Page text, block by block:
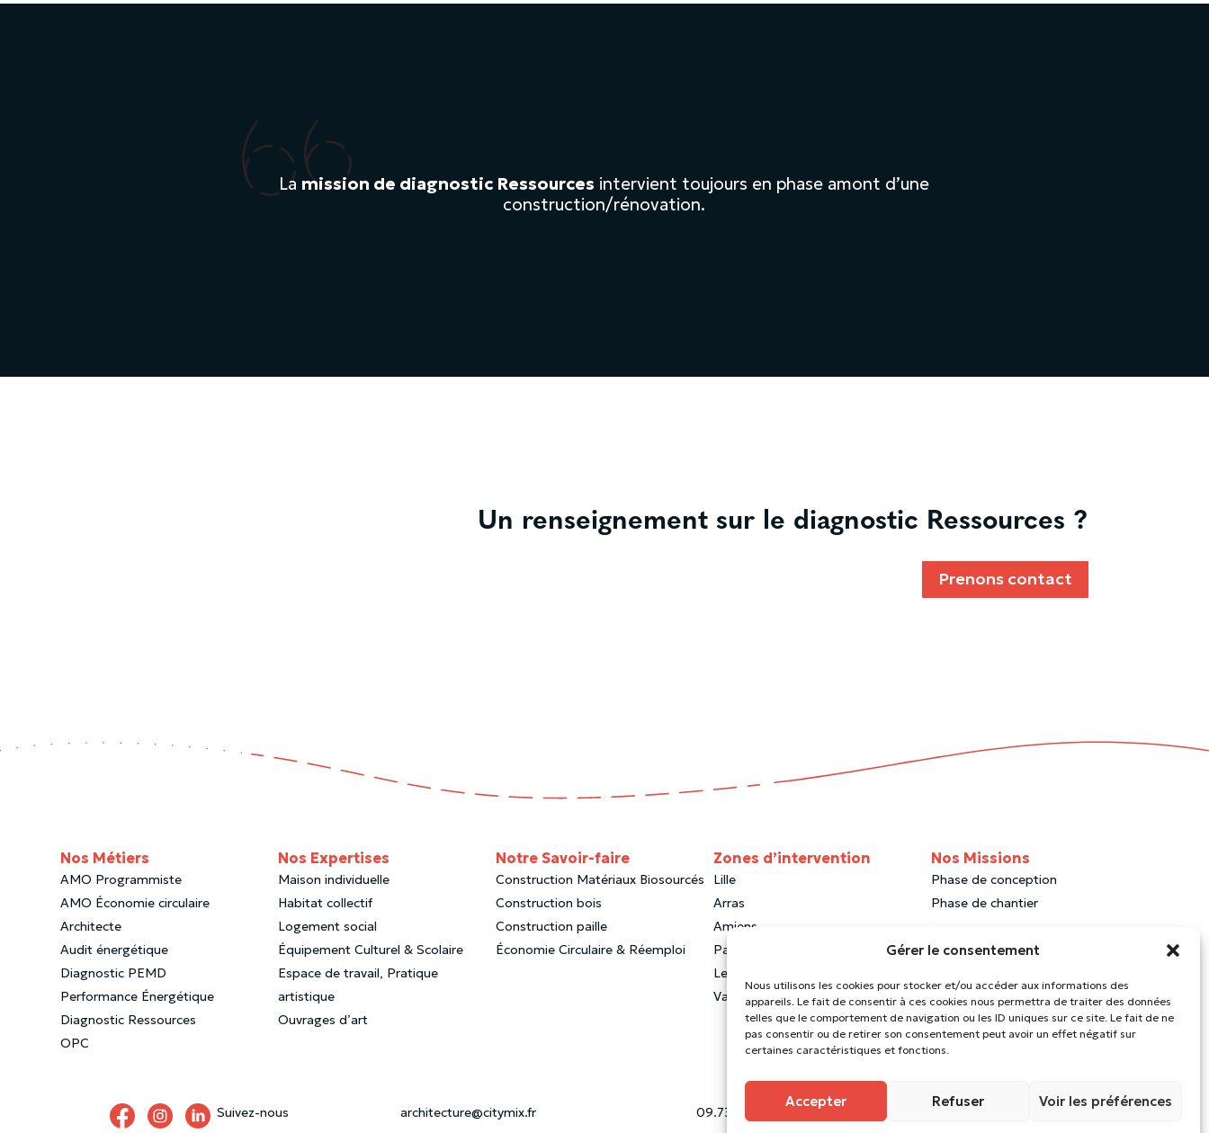
Gérer le consentement
Nous utilisons les cookies pour stocker et/ou accéder aux informations des
appareils. Le fait de consentir à ces cookies nous permettra de traiter des données
telles que le comportement de navigation ou les ID uniques sur ce site. Le fait de ne
pas consentir ou de retirer son consentement peut avoir un effet négatif sur
certaines caractéristiques et fonctions.
Accepter Refuser Voir les préférences
La mission de diagnostic Ressources intervient toujours en phase amont d’une
construction/rénovation.
Un renseignement sur le diagnostic Ressources ?
Prenons contact
Nos Métiers
AMO Programmiste
AMO Économie circulaire
Architecte
Audit énergétique
Diagnostic PEMD
Performance Énergétique
Diagnostic Ressources
OPC
Nos Expertises
Maison individuelle
Habitat collectif
Logement social
Équipement Culturel & Scolaire
Espace de travail, Pratique
artistique
Ouvrages d’art
Notre Savoir-faire
Construction Matériaux Biosourcés
Construction bois
Construction paille
Économie Circulaire & Réemploi
Zones d’intervention
Lille
Arras
Amiens
Paris
Le Touquet
Valenciennes
Nos Missions
Phase de conception
Phase de chantier
Suivez-nous architecture@citymix.fr 09.73.65.17.60 Mentions légales